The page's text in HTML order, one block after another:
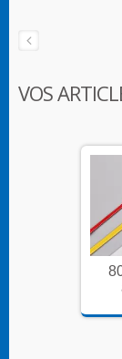
VOS